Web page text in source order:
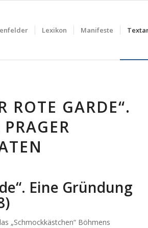
Lexikon Manifeste
ROTE GARDE“.
Eine Gründung
„Schmockkästchen“ Böhmens